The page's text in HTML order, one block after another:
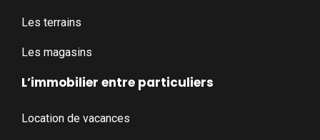
Les terrains
Les magasins
L’immobilier entre particuliers
Location de vacances